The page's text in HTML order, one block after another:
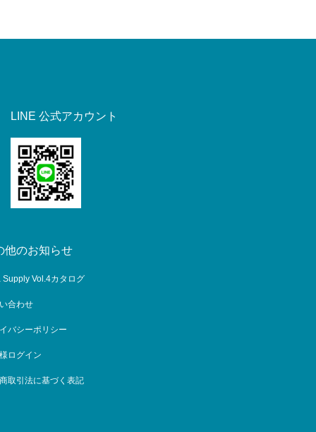
LINE 公式アカウント
他のお知らせ
Supply Vol.4カタログ
合わせ
バシーポリシー
ログイン
取引法に基づく表記